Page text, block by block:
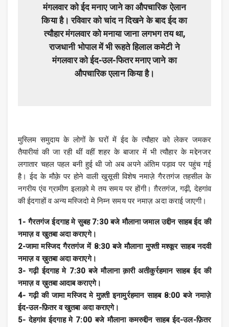
मंगलवार को ईद मनाए जाने का औपचारिक ऐलान
किया है। रविवार को चांद न दिखने के बाद ईद का
त्यौहार मंगलवार को मनाया जाना लगभग तय था,
राजधानी भोपाल में भी रूहते हिलाल कमेटी ने
मंगलवार को ईद-उल-फितर मनाए जाने का
औपचारिक एलान किया है।
मुस्लिम समुदाय के लोगों के घरों में ईद के त्यौहार को लेकर जमकर
तैयारीयां की जा रही थीं वहीं शहर के बाजार में भी त्यौहार के मद्देनजर
लगातार चहल पहल बनी हुई थी जो अब अपने अंतिम पड़ाव पर पहुंच गई
है। ईद के मौक़े पर होने वाली खुसूसी विशेष नमाज़े गैरतगंज तहसील के
नगरीय एंव ग्रामीण इलाक़ो मे तय समय पर होंगी। ग़ैरतगंज, गढ़ी, देहगांव
की ईदगाहों व अन्य मस्जिदो मे निम्न समय पर नमाज़ अदा कराई जाएगी।
1- गैरतगंज ईदगाह मे सुबह 7:30 बजे मौलाना जमाल उद्दीन साहब ईद की
नमाज़ व खुतबा अदा कराएगे।
2-जामा मस्जिद गैरतगंज में 8:30 बजे मौलाना मुफ्ती मश्कूर साहब नदवी
नमाज़ व ख़ुतबा अदा कराएगे।
3- गढ़ी ईदगाह मे 7:30 बजे मौलाना क़ारी अतीकुर्रहमान साहब ईद की
नमाज़ व ख़ुतबा आदाब कराएगे।
4- गढ़ी की जामा मस्जिद मे मुफ़्ती इनामुर्रहमान साहब 8:00 बजे नमाज़े
ईद-उल-फ़ितर व खुतबा अदा कराएगे।
5- देहगांव ईदगाह मे 7:00 बजे मौलाना कमरुद्दीन साहब ईद-उल-फ़ितर